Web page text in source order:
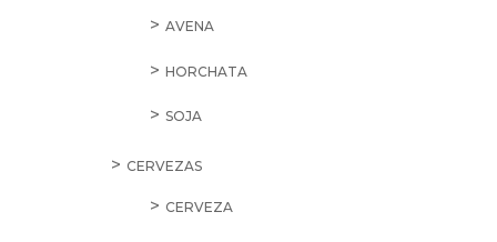
AVENA
HORCHATA
SOJA
CERVEZAS
CERVEZA